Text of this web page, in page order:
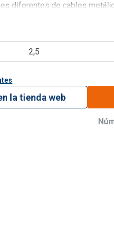
diferentes de cables
utilizar para cables de acero
2,5
la tienda web